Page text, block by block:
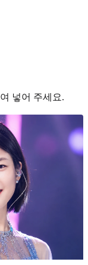
넣어 주세요.